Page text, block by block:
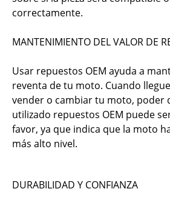
correctamente.
MANTENIMIENTO DEL VALOR DE
Usar repuestos OEM ayuda a
reventa de tu moto. Cuando
vender o cambiar tu moto, poder
utilizado repuestos OEM puede
favor, ya que indica que la moto
más alto nivel.
DURABILIDAD Y CONFIANZA